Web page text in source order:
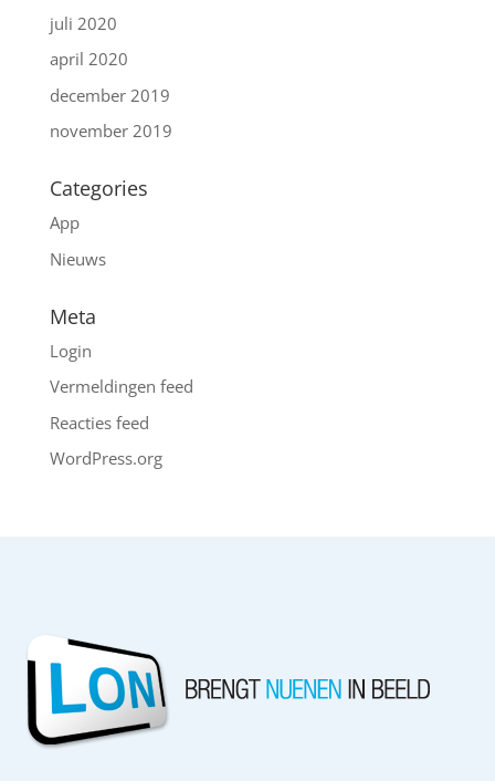
juli 2020
april 2020
december 2019
november 2019
Categories
App
Nieuws
Meta
Login
Vermeldingen feed
Reacties feed
WordPress.org